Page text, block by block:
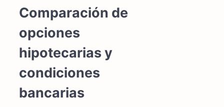
Comparación de
opciones
hipotecarias y
condiciones
bancarias